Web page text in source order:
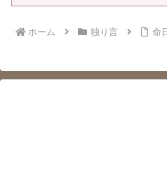
ホーム 独り言 命